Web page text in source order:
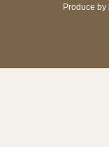
Produce by